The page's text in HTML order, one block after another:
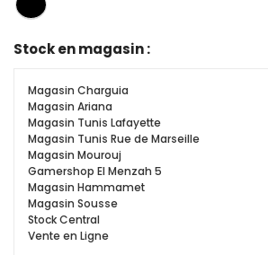
Stock en magasin :
Magasin Charguia
Magasin Ariana
Magasin Tunis Lafayette
Magasin Tunis Rue de Marseille
Magasin Mourouj
Gamershop El Menzah 5
Magasin Hammamet
Magasin Sousse
Stock Central
Vente en Ligne